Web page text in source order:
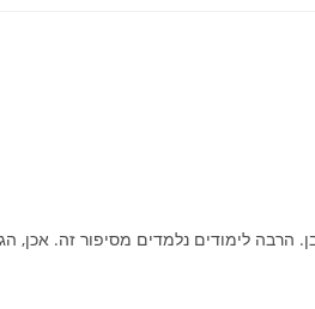
לימודים נלמדים מסיפור זה. אכן,